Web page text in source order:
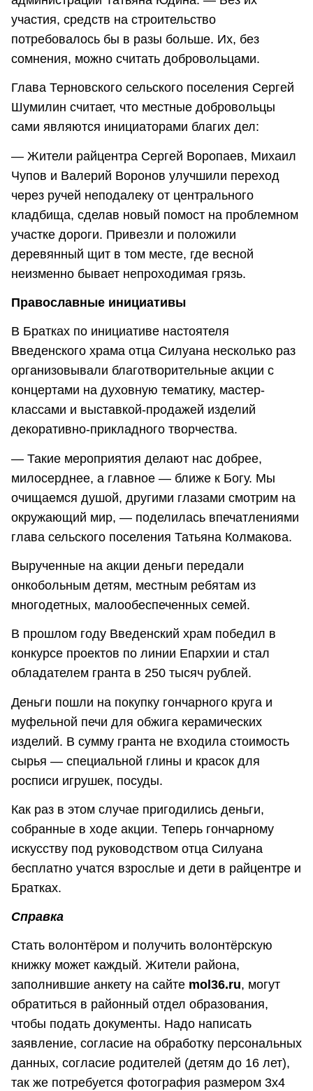
участия, средств на строительство
потребовалось бы в разы больше. Их, без
сомнения, можно считать добровольцами.
Глава Терновского сельского поселения Сергей
Шумилин считает, что местные добровольцы
сами являются инициаторами благих дел:
— Жители райцентра Сергей Воропаев, Михаил
Чупов и Валерий Воронов улучшили переход
через ручей неподалеку от центрального
кладбища, сделав новый помост на проблемном
участке дороги. Привезли и положили
деревянный щит в том месте, где весной
неизменно бывает непроходимая грязь.
Православные инициативы
В Братках по инициативе настоятеля
Введенского храма отца Силуана несколько раз
организовывали благотворительные акции с
концертами на духовную тематику, мастер-
классами и выставкой-продажей изделий
декоративно-прикладного творчества.
— Такие мероприятия делают нас добрее,
милосерднее, а главное — ближе к Богу. Мы
очищаемся душой, другими глазами смотрим на
окружающий мир, — поделилась впечатлениями
глава сельского поселения Татьяна Колмакова.
Вырученные на акции деньги передали
онкобольным детям, местным ребятам из
многодетных, малообеспеченных семей.
В прошлом году Введенский храм победил в
конкурсе проектов по линии Епархии и стал
обладателем гранта в 250 тысяч рублей.
Деньги пошли на покупку гончарного круга и
муфельной печи для обжига керамических
изделий. В сумму гранта не входила стоимость
сырья — специальной глины и красок для
росписи игрушек, посуды.
Как раз в этом случае пригодились деньги,
собранные в ходе акции. Теперь гончарному
искусству под руководством отца Силуана
бесплатно учатся взрослые и дети в райцентре и
Братках.
Справка
Стать волонтёром и получить волонтёрскую
книжку может каждый. Жители района,
заполнившие анкету на сайте mol36.ru, могут
обратиться в районный отдел образования,
чтобы подать документы. Надо написать
заявление, согласие на обработку персональных
данных, согласие родителей (детям до 16 лет),
так же потребуется фотография размером 3х4